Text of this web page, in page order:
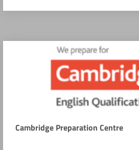
Cambridge Preparation Centre